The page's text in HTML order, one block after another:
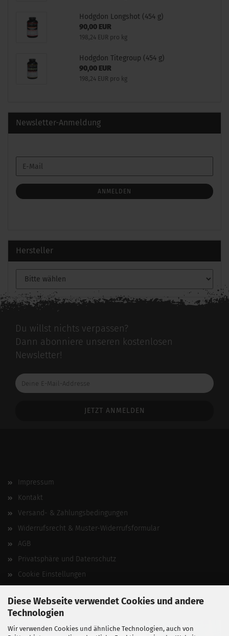
Diese Webseite verwendet Cookies und andere
Technologien
Wir verwenden Cookies und ähnliche Technologien, auch von
Hodgdon Longshot (454 g)
90,00 EUR
198,24 EUR pro kg
Hodgdon Titegroup (454 g)
90,00 EUR
198,24 EUR pro kg
Newsletter-Anmeldung
ZUR
ANMELDUNG
E-
Mail
ANMELDEN
Hersteller
Du willst nichts verpassen?
Dann abonniere unseren kostenlosen
Newsletter!
Deine
E-
Impressum
Kontakt
Versand- & Zahlungsbedingungen
Widerrufsrecht & Muster-Widerrufsformular
AGB
Privatsphäre und Datenschutz
Cookie Einstellungen
Vertrag widerrufen